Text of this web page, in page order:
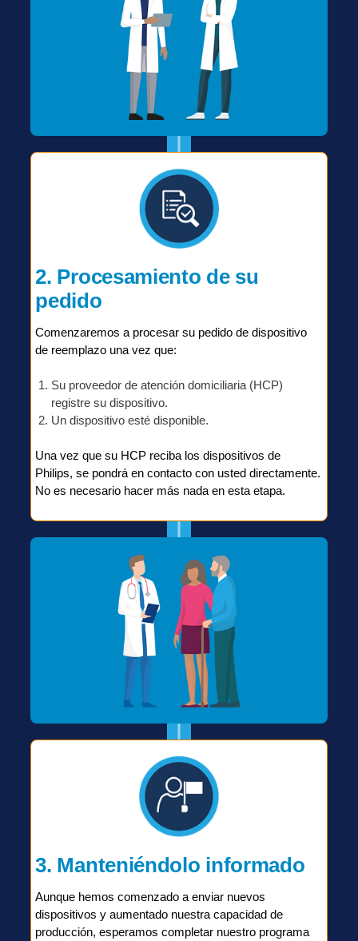
2. Procesamiento de su
pedido
Comenzaremos a procesar su pedido de dispositivo
de reemplazo una vez que:
Su proveedor de atención domiciliaria (HCP)
registre su dispositivo.
Un dispositivo esté disponible.
Una vez que su HCP reciba los dispositivos de
Philips, se pondrá en contacto con usted directamente.
No es necesario hacer más nada en esta etapa.
3. Manteniéndolo informado
Aunque hemos comenzado a enviar nuevos
dispositivos y aumentado nuestra capacidad de
producción, esperamos completar nuestro programa